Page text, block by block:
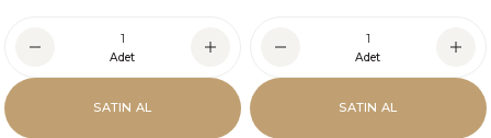
Adet
SATIN AL
Adet
SATIN AL